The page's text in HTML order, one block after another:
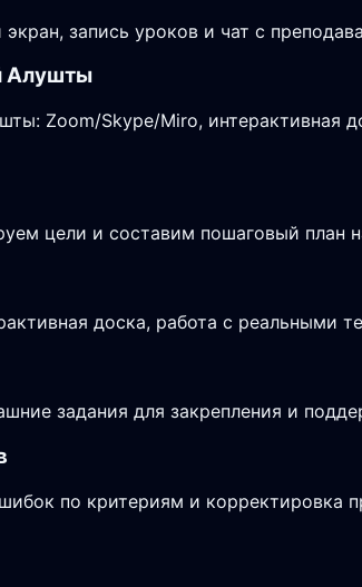
запись уроков и чат с
Алушты
Zoom/Skype/Miro, интерактивная
цели и составим пошаговый план
доска, работа с реальными
задания для закрепления и
по критериям и корректировка